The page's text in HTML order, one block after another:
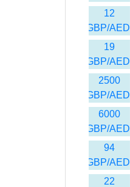
12
GBP/AED
19
GBP/AED
2500
GBP/AED
6000
GBP/AED
94
GBP/AED
22